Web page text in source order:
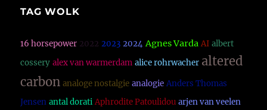
TAG WOLK
16 horsepower 2022 2023 2024 Agnes Varda AI albert
cossery alex van warmerdam alice rohrwacher altered
carbon analoge nostalgie analogie Anders Thomas
Jensen antal dorati Aphrodite Patoulidou arjen van veelen